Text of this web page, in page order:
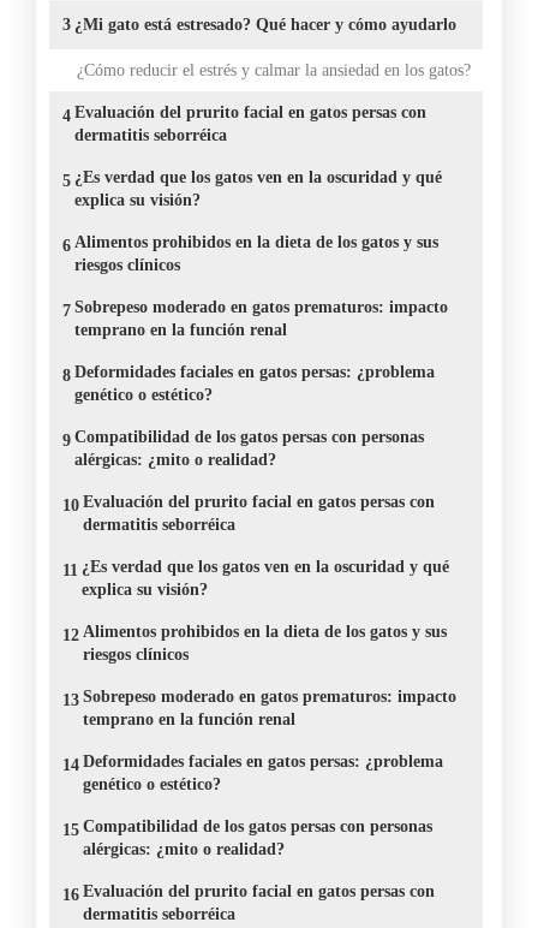
3 ¿Mi gato está estresado? Qué hacer y cómo ayudarlo
¿Cómo reducir el estrés y calmar la ansiedad en los gatos?
4 Evaluación del prurito facial en gatos persas con
dermatitis seborréica
5 ¿Es verdad que los gatos ven en la oscuridad y qué
explica su visión?
6 Alimentos prohibidos en la dieta de los gatos y sus
riesgos clínicos
7 Sobrepeso moderado en gatos prematuros: impacto
temprano en la función renal
8 Deformidades faciales en gatos persas: ¿problema
genético o estético?
9 Compatibilidad de los gatos persas con personas
alérgicas: ¿mito o realidad?
10 Evaluación del prurito facial en gatos persas con
dermatitis seborréica
11 ¿Es verdad que los gatos ven en la oscuridad y qué
explica su visión?
12 Alimentos prohibidos en la dieta de los gatos y sus
riesgos clínicos
13 Sobrepeso moderado en gatos prematuros: impacto
temprano en la función renal
14 Deformidades faciales en gatos persas: ¿problema
genético o estético?
15 Compatibilidad de los gatos persas con personas
alérgicas: ¿mito o realidad?
16 Evaluación del prurito facial en gatos persas con
dermatitis seborréica